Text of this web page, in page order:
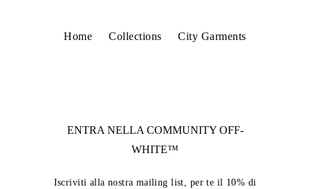
Home Collections City Garments
ENTRA NELLA COMMUNITY OFF-
WHITE™
Iscriviti alla nostra mailing list, per te il 10% di